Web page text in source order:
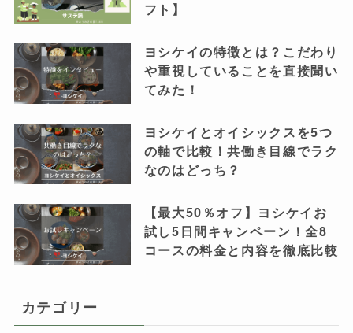
フト】
ヨシケイの特徴とは？こだわり
や重視していることを直接聞い
てみた！
ヨシケイとオイシックスを5つ
の軸で比較！共働き目線でラク
なのはどっち？
【最大50％オフ】ヨシケイお
試し5日間キャンペーン！全8
コースの料金と内容を徹底比較
カテゴリー